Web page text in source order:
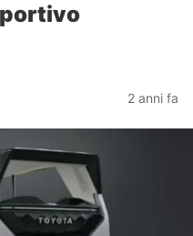
2 anni fa